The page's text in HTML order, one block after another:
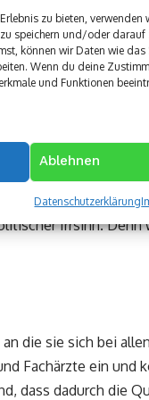
zu bieten, verwenden
speichern und/oder
können wir Daten wie
Wenn du deine
und Funktionen
Ablehnen
Datenschutzerklärung
leben wir
funktionierendes
Rettstadt.
Region Westfalen-
für ein
jeden Tag,
in direktem
Irrsinn. Denn
die sie sich bei
Fachärzte ein und
dass dadurch die